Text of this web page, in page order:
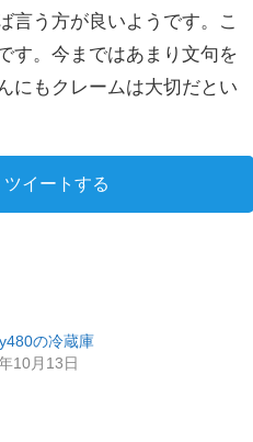
言う方が良いようです。こ
す。今まではあまり文句を
にもクレームは大切だとい
ツイートする
の冷蔵庫
10月13日